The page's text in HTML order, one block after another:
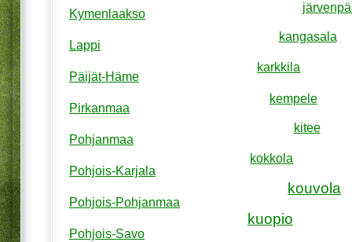
kangasala
karkkila
kempele
kitee
kokkola
kouvola
kuopio
Kymenlaakso
Lappi
Päijät-Häme
Pirkanmaa
Pohjanmaa
Pohjois-Karjala
Pohjois-Pohjanmaa
Pohjois-Savo